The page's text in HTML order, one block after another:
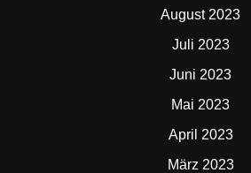
August 2023
Juli 2023
Juni 2023
Mai 2023
April 2023
März 2023